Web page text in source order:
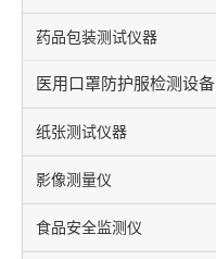
药品包装测试仪器
医用口罩防护服检测设备
纸张测试仪器
影像测量仪
食品安全监测仪